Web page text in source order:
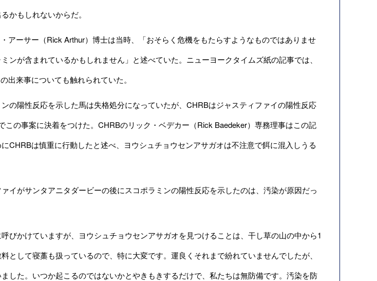
かもしれないからだ。
アーサー（Rick Arthur）博士は当時、「おそらく危機をもたらすようなものではありませ
ンが含まれているかもしれません」と述べていた。ニューヨークタイムズ紙の記事では、
出来事についても触れられていた。
の陽性反応を示した馬は失格処分になっていたが、CHRBはジャスティファイの陽性反応
この事案に決着をつけた。CHRBのリック・ベデカー（Rick Baedeker）専務理事はこの記
CHRBは慎重に行動したと述べ、ヨウシュチョウセンアサガオは不注意で餌に混入しうる
イがサンタアニタダービーの後にスコポラミンの陽性反応を示したのは、汚染が原因だっ
びかけていますが、ヨウシュチョウセンアサガオを見つけることは、干し草の山の中から1
として寝藁も扱っているので、特に大変です。運良くそれまで紛れていませんでしたが、
した。いつか起こるのではないかとやきもきするだけで、私たちは無防備です。汚染を防